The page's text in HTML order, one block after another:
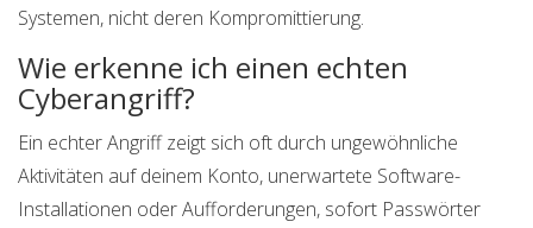
Systemen, nicht deren Kompromittierung.
Wie erkenne ich einen echten
Cyberangriff?
Ein echter Angriff zeigt sich oft durch ungewöhnliche
Aktivitäten auf deinem Konto, unerwartete Software-
Installationen oder Aufforderungen, sofort Passwörter